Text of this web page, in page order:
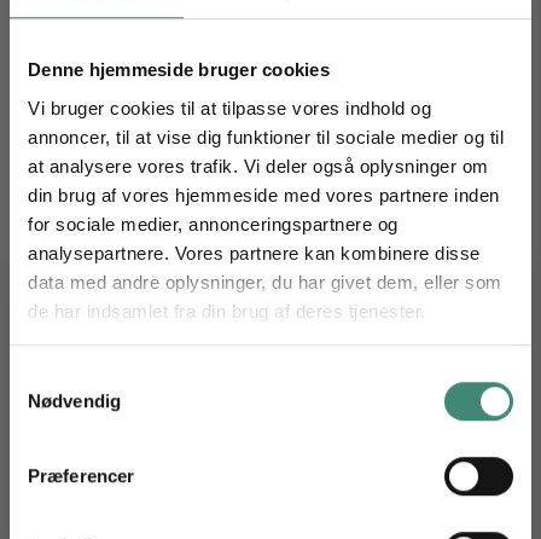
Denne hjemmeside bruger cookies
Vi bruger cookies til at tilpasse vores indhold og
annoncer, til at vise dig funktioner til sociale medier og til
at analysere vores trafik. Vi deler også oplysninger om
din brug af vores hjemmeside med vores partnere inden
for sociale medier, annonceringspartnere og
analysepartnere. Vores partnere kan kombinere disse
data med andre oplysninger, du har givet dem, eller som
de har indsamlet fra din brug af deres tjenester.
Nødvendig
Præferencer
Produktbeskrivelse Anmeldelser (0)
Produktbeskrivelse
Broderi Kit - Deara Santa
Broderiet måler 20 cm. i diameter
Kittet Indholder:
Stof: 100 % bomuld
Garn: 100 % bomuld
Se andre kit fra
Email
*Ved at tilmelde dig vores nyhedsbrev accepterer du vores persondatapolitik, og du giver